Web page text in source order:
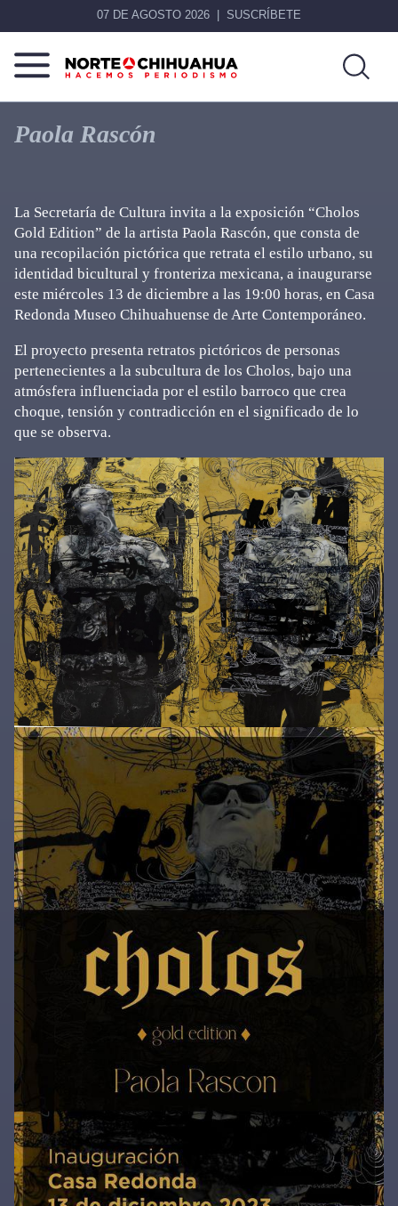
07 DE AGOSTO 2026 SUSCRÍBETE
Norte
De
Chihuahua
Más
que
noticias,
Paola Rascón
La Secretaría de Cultura invita a la exposición “Cholos
Gold Edition” de la artista Paola Rascón, que consta de
una recopilación pictórica que retrata el estilo urbano, su
identidad bicultural y fronteriza mexicana, a inaugurarse
este miércoles 13 de diciembre a las 19:00 horas, en Casa
Redonda Museo Chihuahuense de Arte Contemporáneo.
El proyecto presenta retratos pictóricos de personas
pertenecientes a la subcultura de los Cholos, bajo una
atmósfera influenciada por el estilo barroco que crea
choque, tensión y contradicción en el significado de lo
que se observa.